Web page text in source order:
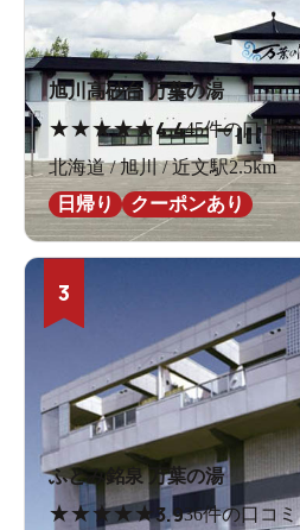
旭川高砂台 万葉の湯
★★★★★4.445件の口コミ
北海道 / 旭川 / 近文駅2.5km
日帰り
クーポンあり
3
ふとみ銘泉 万葉の湯
★★★★ ★3.936件の口コミ